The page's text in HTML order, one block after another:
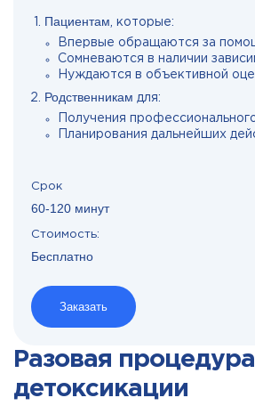
Пациентам , которые:
Впервые обращаются за
Сомневаются в наличии
Нуждаются в объективной
Родственникам для:
Получения
Планирования дальнейших
Срок
60-120 минут
Стоимость:
Бесплатно
Заказать
Разовая процедура
детоксикации